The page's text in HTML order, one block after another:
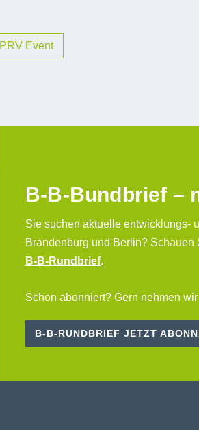
PRV Event
B-B-Bundbrief –
Sie suchen aktuelle entwicklungs-
Brandenburg und Berlin?
B-B-Rundbrief.
Schon abonniert? Gern nehmen
B-B-RUNDBRIEF JETZT